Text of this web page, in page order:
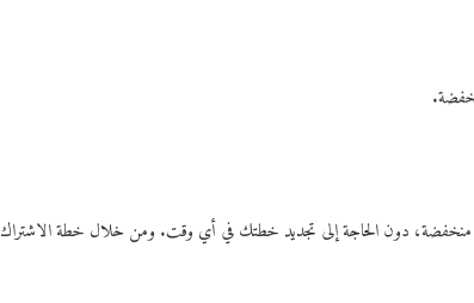
منخفضة، دون الحاجة إلى تجديد خطتك في أي وقت. ومن خلال خطة الاشتراك